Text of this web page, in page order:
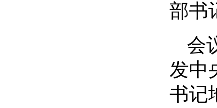
部书
会
发中
书记